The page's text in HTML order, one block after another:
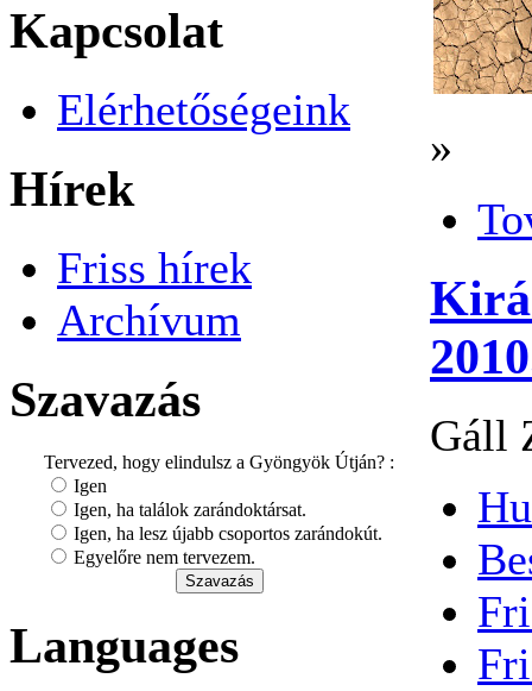
Kapcsolat
Elérhetőségeink
Hírek
Friss hírek
Archívum
Szavazás
Tervezed, hogy elindulsz a Gyöngyök Útján? :
Igen
Igen, ha találok zarándoktársat.
Igen, ha lesz újabb csoportos zarándokút.
Egyelőre nem tervezem.
Languages
»
Gáll